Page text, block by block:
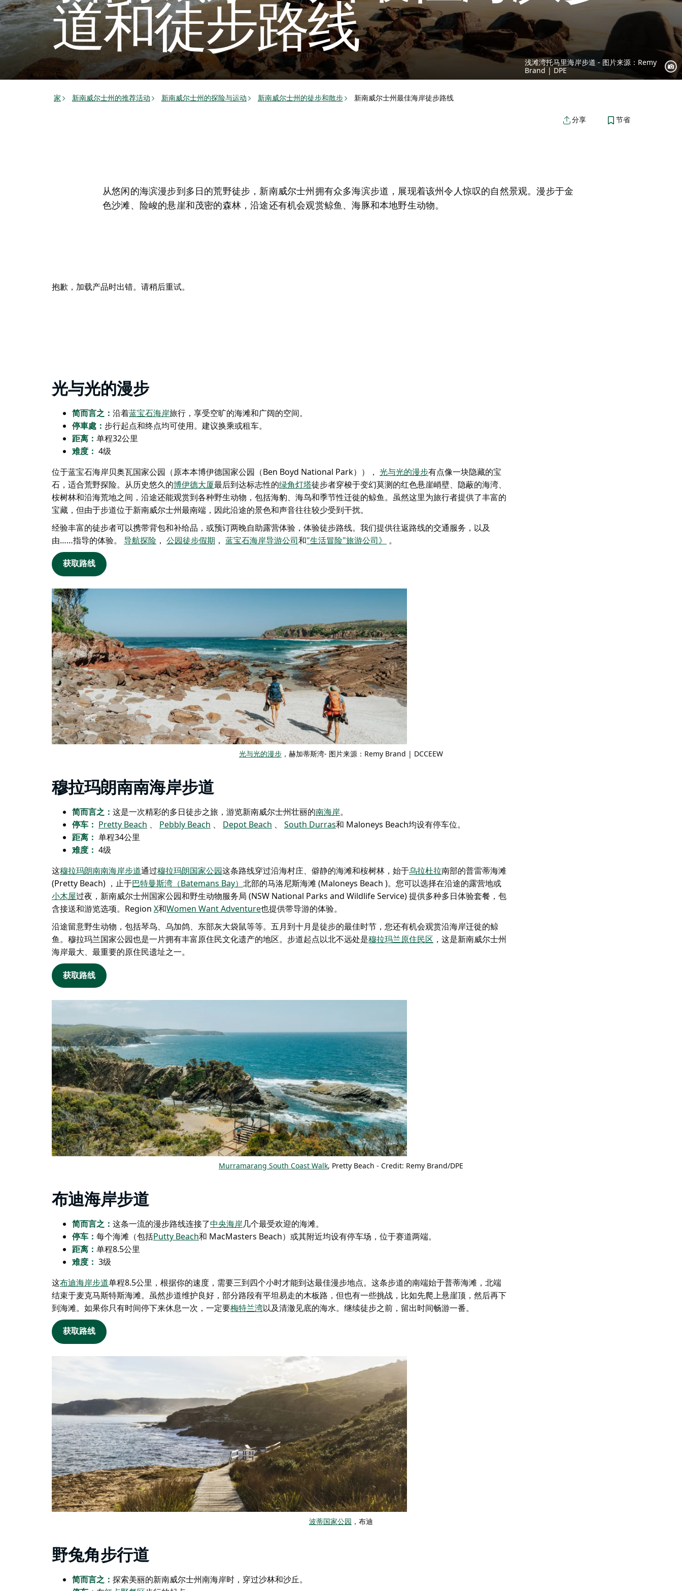
道和徒步路线
浅滩湾托马里海岸步道 - 图片来源：Remy
Brand | DPE
家 新南威尔士州的推荐活动 新南威尔士州的探险与运动 新南威尔士州的徒步和散步 新南威尔士州最佳海岸徒步路线
分享 节省
从悠闲的海滨漫步到多日的荒野徒步，新南威尔士州拥有众多海滨步道，展现着该州令人惊叹的自然景观。漫步于金
色沙滩、险峻的悬崖和茂密的森林，沿途还有机会观赏鲸鱼、海豚和本地野生动物。
抱歉，加载产品时出错。请稍后重试。
光与光的漫步
简而言之： 沿着蓝宝石海岸旅行 ，享受空旷的海滩和广阔的空间。
停車處： 步行起点和终点均可使用。建议换乘或租车。
距离： 单程32公里
难度： 4级
位于蓝宝石海岸贝奥瓦国家公园 （原本本博伊德国家公园（Ben Boyd National Park））， 光与光的漫步有点像一块隐藏的宝
石，适合荒野探险。从历史悠久的博伊德大厦最后到达标志性的绿角灯塔徒步者穿梭于变幻莫测的红色悬崖峭壁、隐蔽的海湾、
桉树林和沿海荒地之间，沿途还能观赏到各种野生动物，包括海豹、海鸟和季节性迁徙的鲸鱼。虽然这里为旅行者提供了丰富的
宝藏，但由于步道位于新南威尔士州最南端，因此沿途的景色和声音往往较少受到干扰。
经验丰富的徒步者可以携带背包和补给品，或预订两晚自助露营体验，体验徒步路线。我们提供往返路线的交通服务，以及
由……指导的体验。
导航探险 ， 公园徒步假期 ， 蓝宝石海岸导游公司和"生活冒险"旅游公司》 。
获取路线
光与光的漫步，赫加蒂斯湾- 图片来源：Remy Brand | DCCEEW
穆拉玛朗南南海岸步道
简而言之： 这是一次精彩的多日徒步之旅，游览新南威尔士州壮丽的南海岸。
停车： Pretty Beach 、 Pebbly Beach 、 Depot Beach 、 South Durras和 Maloneys Beach均设有停车位。
距离： 单程34公里
难度： 4级
这穆拉玛朗南南海岸步道通过穆拉玛朗国家公园这条路线穿过沿海村庄、僻静的海滩和桉树林，始于乌拉杜拉南部的普雷蒂海滩
(Pretty Beach) ，止于巴特曼斯湾（Batemans Bay） 北部的马洛尼斯海滩 (Maloneys Beach )。您可以选择在沿途的露营地或
小木屋过夜 ，新南威尔士州国家公园和野生动物服务局 (NSW National Parks and Wildlife Service) 提供多种多日体验套餐，包
含接送和游览选项。Region X和Women Want Adventure也提供带导游的体验。
沿途留意野生动物，包括琴鸟、乌加鸽、东部灰大袋鼠等等。五月到十月是徒步的最佳时节，您还有机会观赏沿海岸迁徙的鲸
鱼。穆拉玛兰国家公园也是一片拥有丰富原住民文化遗产的地区。步道起点以北不远处是穆拉玛兰原住民区 ，这是新南威尔士州
海岸最大、最重要的原住民遗址之一。
获取路线
Murramarang South Coast Walk, Pretty Beach - Credit: Remy Brand/DPE
布迪海岸步道
简而言之： 这条一流的漫步路线连接​​了中央海岸几个最受欢迎的海滩。
停车： 每个海滩（包括Putty Beach和 MacMasters Beach） 或其附近均设有停车场 ，位于赛道两端。
距离： 单程8.5公里
难度： 3级
这布迪海岸步道单程8.5公里，根据你的速度，需要三到四个小时才能到达最佳漫步地点。这条步道的南端始于普蒂海滩，北端
结束于麦克马斯特斯海滩。虽然步道维护良好，部分路段有平坦易走的木板路，但也有一些挑战，比如先爬上悬崖顶，然后再下
到海滩。如果你只有时间停下来休息一次，一定要梅特兰湾以及清澈见底的海水。继续徒步之前，留出时间畅游一番。
获取路线
波蒂国家公园 ，布迪
野兔角步行道
简而言之： 探索美丽的新南威尔士州南海岸时，穿过沙林和沙丘。